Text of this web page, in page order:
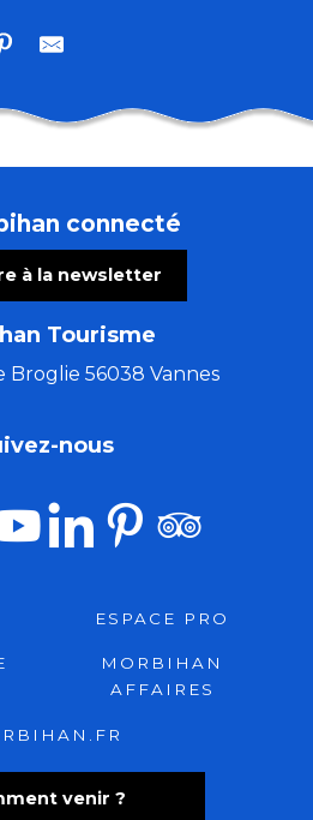
Compagnie Isabelle Payet
(8 à 16 ans)
: rossignol en amour
paysage et une biodiversité à
ameublement
(5 à 7 ans)
- Chanson franco-latine
connecté
à la newsletter
Tourisme
Broglie 56038 Vannes
venir ?
nous
ESPACE PRO
MORBIHAN
AFFAIRES